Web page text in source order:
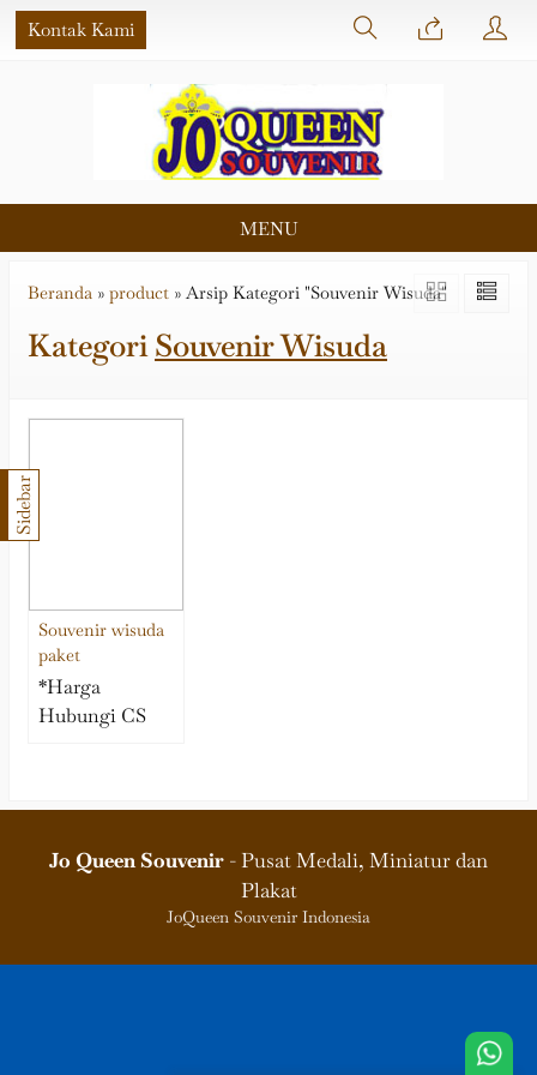
Kontak Kami
MENU
Beranda » product » Arsip Kategori "Souvenir Wisuda"
KategoriSouvenir Wisuda
Souvenir wisuda
paket
*Harga
Hubungi CS
Sidebar
Jo Queen Souvenir - Pusat Medali, Miniatur dan
Plakat
JoQueen Souvenir Indonesia